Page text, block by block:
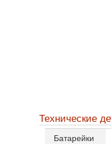
Технические
Батарейки